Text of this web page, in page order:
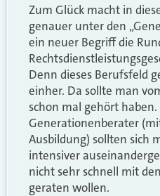
Zum Glück macht in
genauer unter den
ein neuer Begriff die
Denn dieses Berufsfeld
einher. Da sollte man
schon mal gehört haben.
Generationenberater
Ausbildung) sollten sich
intensiver
nicht sehr schnell mit
geraten wollen.